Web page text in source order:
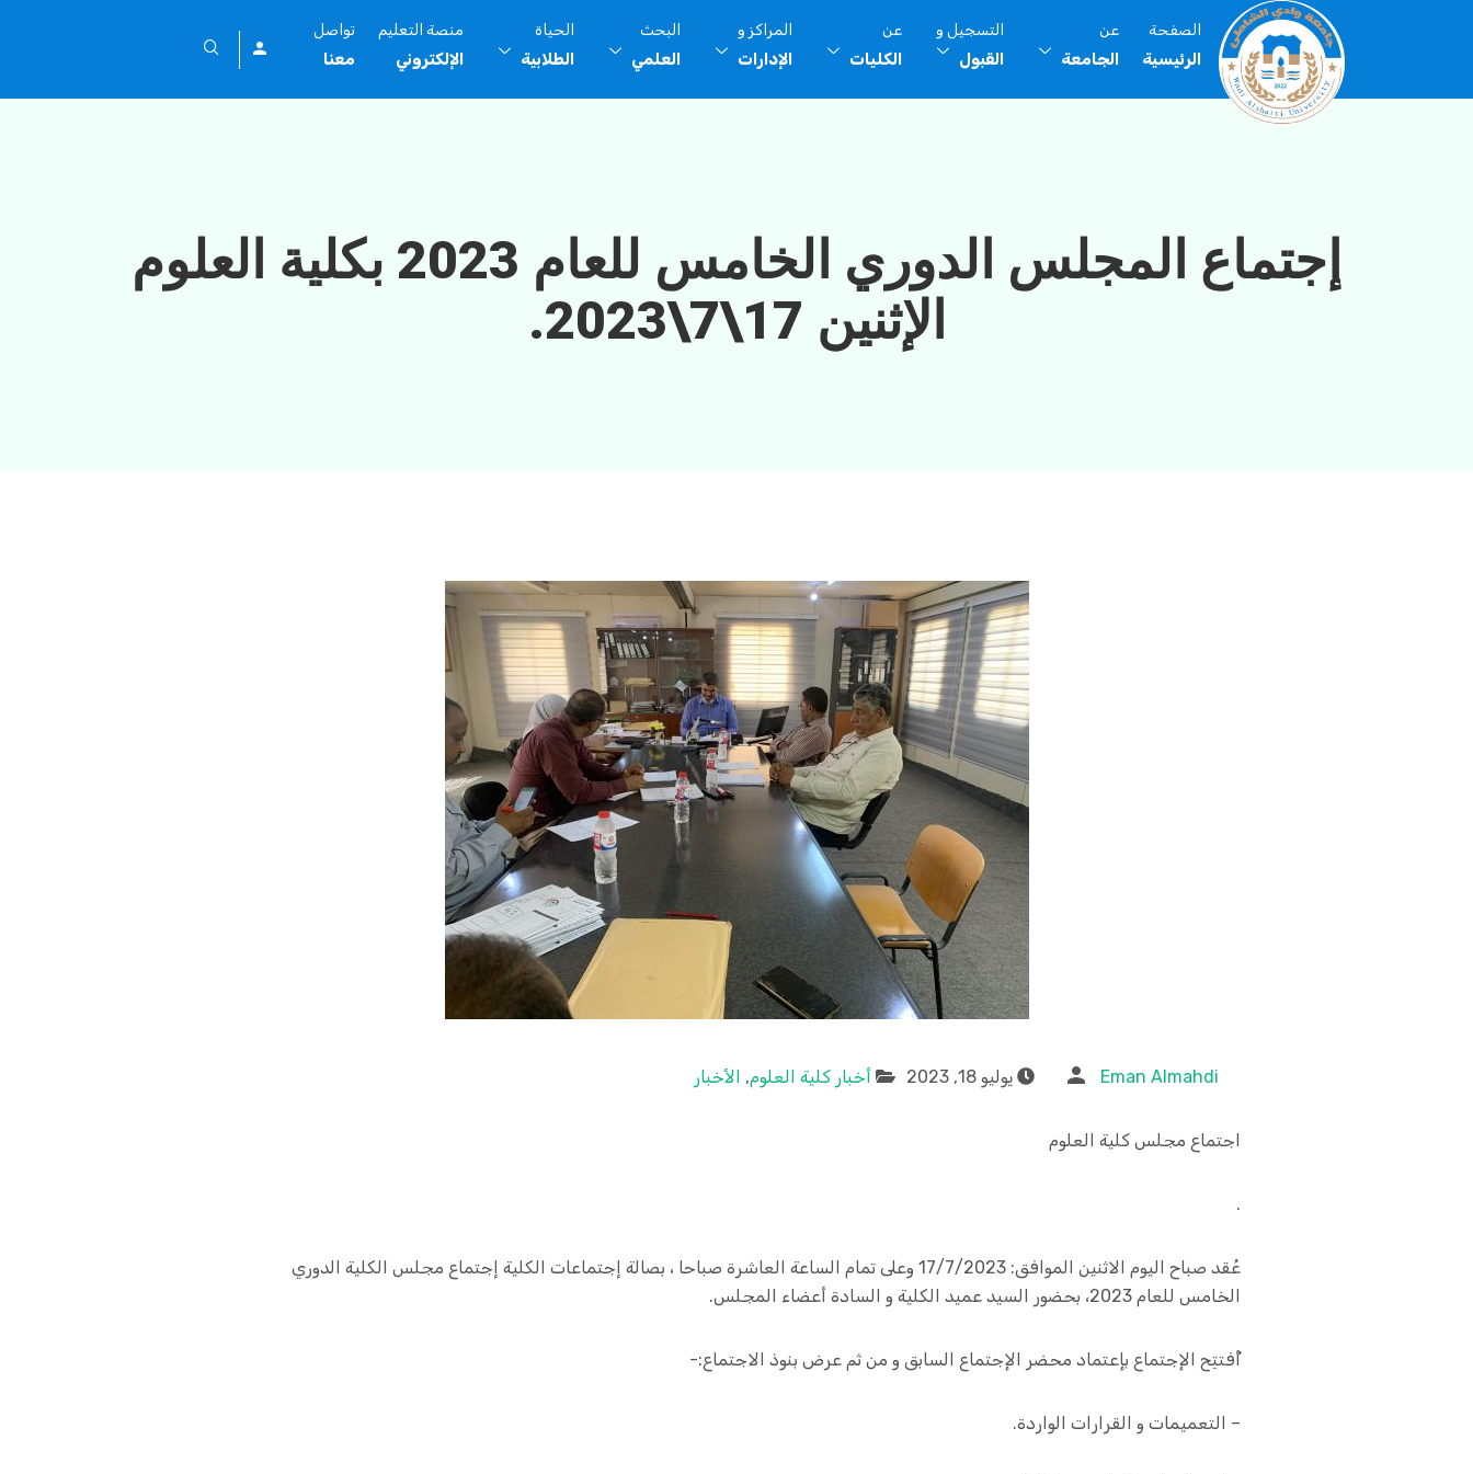
الصفحة
الرئيسية
عن
الجامعة
التسجيل و
القبول
عن
الكليات
المراكز و
الإدارات
البحث
العلمي
الحياة
الطلابية
منصة التعليم
الإلكتروني
تواصل
معنا
إجتماع المجلس الدوري الخامس للعام 2023 بكلية العلوم
الإثنين 17\7\2023.
Eman Almahdi يوليو 18, 2023 أخبار كلية العلوم, الأخبار
اجتماع مجلس كلية العلوم
.
عُقد صباح اليوم الاثنين الموافق: 17/7/2023 وعلى تمام الساعة العاشرة صباحا ، بصالة إجتماعات الكلية إجتماع مجلس الكلية الدوري
الخامس للعام 2023، بحضور السيد عميد الكلية و السادة أعضاء المجلس.
أُفتتِح الإجتماع بإعتماد محضر الإجتماع السابق و من ثم عرض بنوذ الاجتماع:-
– التعميمات و القرارات الواردة.